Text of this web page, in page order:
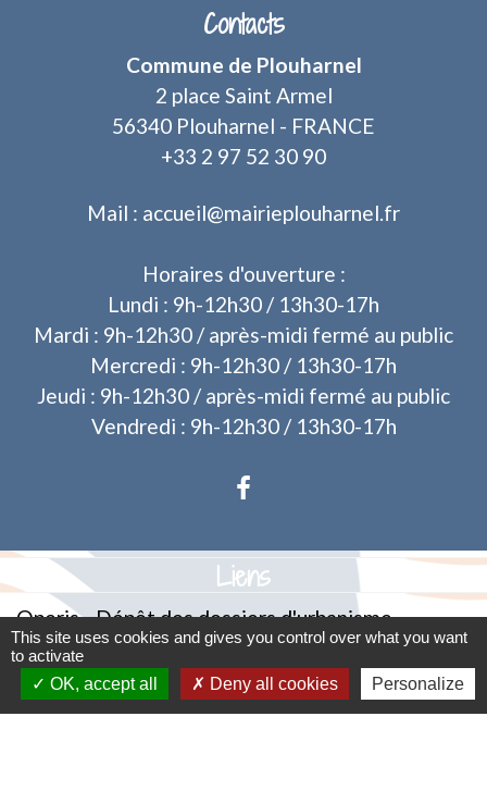
Contacts
Commune de Plouharnel
2 place Saint Armel
56340 Plouharnel - FRANCE
+33 2 97 52 30 90
Mail : accueil@mairieplouharnel.fr
Horaires d'ouverture :
Lundi : 9h-12h30 / 13h30-17h
Mardi : 9h-12h30 / après-midi fermé au public
Mercredi : 9h-12h30 / 13h30-17h
Jeudi : 9h-12h30 / après-midi fermé au public
Vendredi : 9h-12h30 / 13h30-17h
Liens
Operis - Dépôt des dossiers d'urbanisme
Mentions légales - Politique de confidentialité -
Accessibilité - Plan du site -
This site uses cookies and gives you control over what you want
to activate
OK, accept all
Deny all cookies Personalize